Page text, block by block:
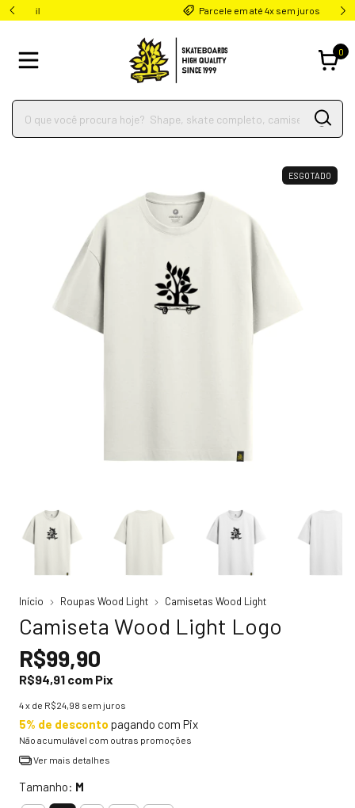
Parcele em até 4x sem juros
0
ESGOTADO
Início Roupas Wood Light Camisetas Wood Light
Camiseta Wood Light Logo
R$99,90
R$94,91 com Pix
4x de R$24,98 sem juros
5% de desconto pagando com Pix
Não acumulável com outras promoções
Ver mais detalhes
Tamanho: M